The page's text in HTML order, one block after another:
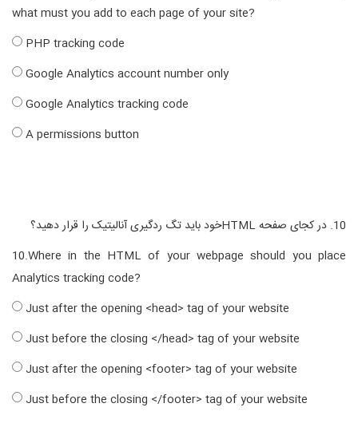
what must you add to each page of your site?
PHP tracking code
Google Analytics account number only
Google Analytics tracking code
A permissions button
10. در کجای صفحه HTMLخود باید تگ ردگیری آنالیتیک را قرار دهید؟
10.Where in the HTML of your webpage should you place
Analytics tracking code?
Just after the opening <head> tag of your website
Just before the closing </head> tag of your website
Just after the opening <footer> tag of your website
Just before the closing </footer> tag of your website